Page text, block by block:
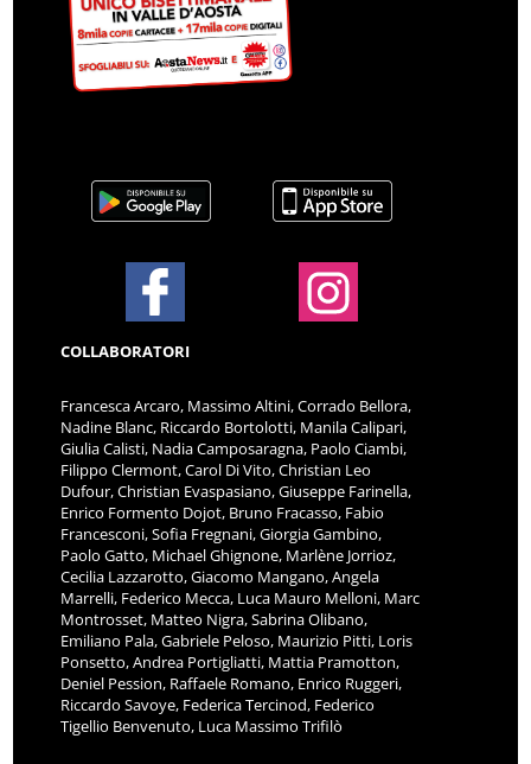
COLLABORATORI
Francesca Arcaro, Massimo Altini, Corrado Bellora,
Nadine Blanc, Riccardo Bortolotti, Manila Calipari,
Giulia Calisti, Nadia Camposaragna, Paolo Ciambi,
Filippo Clermont, Carol Di Vito, Christian Leo
Dufour, Christian Evaspasiano, Giuseppe Farinella,
Enrico Formento Dojot, Bruno Fracasso, Fabio
Francesconi, Sofia Fregnani, Giorgia Gambino,
Paolo Gatto, Michael Ghignone, Marlène Jorrioz,
Cecilia Lazzarotto, Giacomo Mangano, Angela
Marrelli, Federico Mecca, Luca Mauro Melloni, Marc
Montrosset, Matteo Nigra, Sabrina Olibano,
Emiliano Pala, Gabriele Peloso, Maurizio Pitti, Loris
Ponsetto, Andrea Portigliatti, Mattia Pramotton,
Deniel Pession, Raffaele Romano, Enrico Ruggeri,
Riccardo Savoye, Federica Tercinod, Federico
Tigellio Benvenuto, Luca Massimo Trifilò